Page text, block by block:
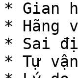
* Gian
* Hãng
* Sai
* Tự